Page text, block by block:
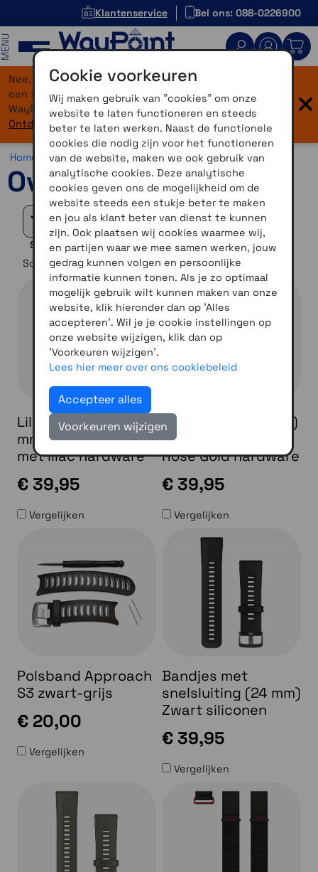
Klantenservice Bel ons: 088-0226900
Nee, je bent niet verdwaald! Onze website heeft
een flinke upgrade gekregen. Dezelfde vertrouwde
WayPoint-service, maar dan in een modern jasje.
Ontdek hier wat er allemaal nieuw is.
×
Home >Horloges >Horlogebandjes >Overige bandjes
Overige bandjes
Filteren
Selectie verfijnen
Sorteer op
Lily 2 banden (14
mm) Lilac siliconen
met lilac hardware
€ 39,95
Vergelijken
Lily banden (14 mm)
Light sand met
Rose Gold hardware
€ 39,95
Vergelijken
Polsband Approach
S3 zwart-grijs
€ 20,00
Vergelijken
Bandjes met
snelsluiting (24 mm)
Zwart siliconen
€ 39,95
Vergelijken
Cookie voorkeuren
Wij maken gebruik van "cookies" om onze
website te laten functioneren en steeds
beter te laten werken. Naast de functionele
cookies die nodig zijn voor het functioneren
van de website, maken we ook gebruik van
analytische cookies. Deze analytische
cookies geven ons de mogelijkheid om de
website steeds een stukje beter te maken
en jou als klant beter van dienst te kunnen
zijn. Ook plaatsen wij cookies waarmee wij,
en partijen waar we mee samen werken, jouw
gedrag kunnen volgen en persoonlijke
informatie kunnen tonen. Als je zo optimaal
mogelijk gebruik wilt kunnen maken van onze
website, klik hieronder dan op 'Alles
accepteren'. Wil je je cookie instellingen op
onze website wijzigen, klik dan op
'Voorkeuren wijzigen'.
Lees hier meer over ons cookiebeleid
Accepteer alles
Voorkeuren wijzigen